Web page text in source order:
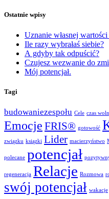
Ostatnie wpisy
Uznanie własnej
Ile razy wybrałaś siebie?
A gdyby tak odpuścić?
Czujesz wezwanie do
Mój potencjał.
Tagi
budowaniezespołu Cele czas
Emocje FRIS® gotowość
związku ksiązki Lider macierzyństwo
polecane potencjał
regeneracja Relacje Rozmowa
swój potencjał wakacje